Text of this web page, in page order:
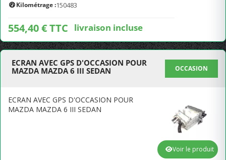
Kilométrage :150483
554,40 € TTC livraison incluse
ECRAN AVEC GPS D'OCCASION POUR
MAZDA MAZDA 6 III SEDAN
OCCASION
ECRAN AVEC GPS D'OCCASION POUR
MAZDA MAZDA 6 III SEDAN
Voir le produit